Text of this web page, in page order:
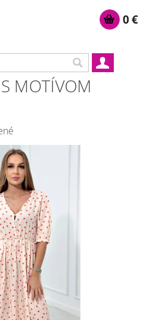
0 €
MOTÍVOM